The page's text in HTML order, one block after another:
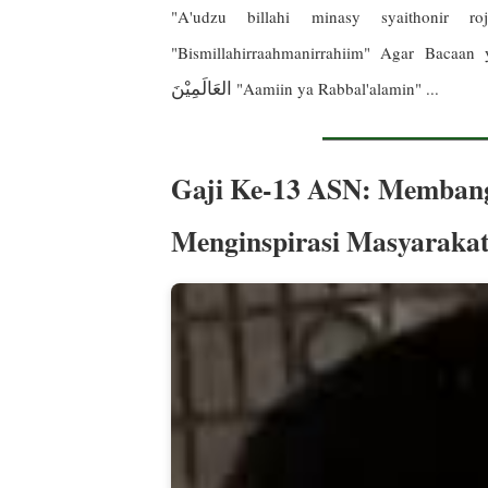
"A'udzu billahi minasy syaithonir
"Bismillahirraahmanirrahiim" Agar
العَالَمِيْنَ "Aamiin ya Rabbal'alamin" ...
Gaji Ke-13 ASN:
Menginspirasi